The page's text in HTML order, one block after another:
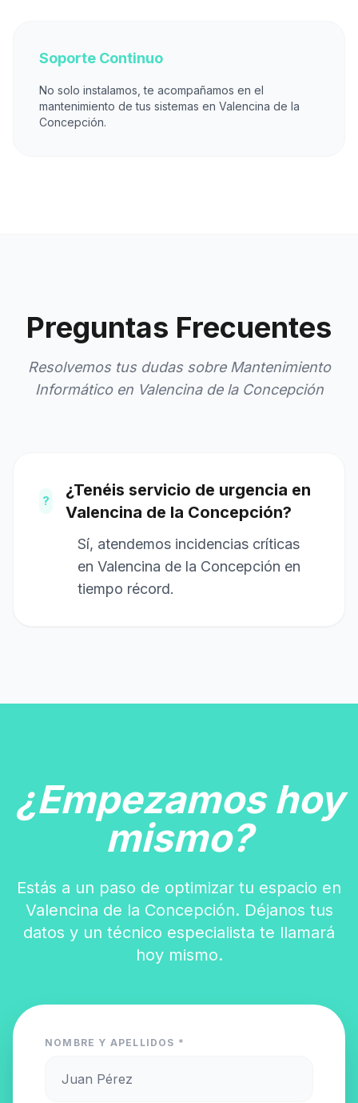
Soporte Continuo
No solo instalamos, te acompañamos en el
mantenimiento de tus sistemas en Valencina de la
Concepción.
Preguntas Frecuentes
Resolvemos tus dudas sobre Mantenimiento
Informático en Valencina de la Concepción
?
¿Tenéis servicio de urgencia en
Valencina de la Concepción?
Sí, atendemos incidencias críticas
en Valencina de la Concepción en
tiempo récord.
¿Empezamos hoy
mismo?
Estás a un paso de optimizar tu espacio en
Valencina de la Concepción. Déjanos tus
datos y un técnico especialista te llamará
hoy mismo.
NOMBRE Y APELLIDOS *